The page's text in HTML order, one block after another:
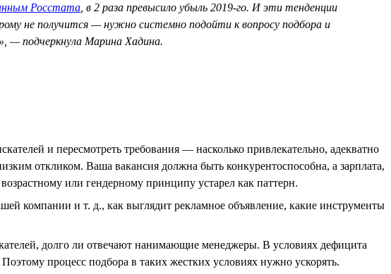
Росстата , в 2 раза превысило убыль 2019-го. И эти тенденции
не получится — нужно системно подойти к вопросу подбора и
— подчеркнула Марина Хадина.
и пересмотреть требования — насколько привлекательно, адекватно
откликом. Ваша вакансия должна быть конкурентоспособна, а зарплата,
или гендерному принципу устарел как паттерн.
компании и т. д., как выглядит рекламное объявление, какие инструменты
долго ли отвечают нанимающие менеджеры. В условиях дефицита
процесс подбора в таких жестких условиях нужно ускорять.